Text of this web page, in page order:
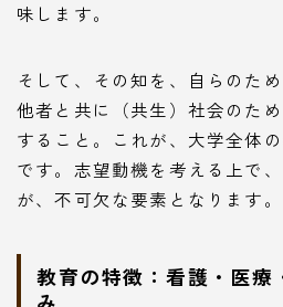
味します。
そして、その知を、自らのた
他者と共に（共生）社会のた
すること。これが、大学全体
です。志望動機を考える上で
が、不可欠な要素となります。
教育の特徴：看護・医療